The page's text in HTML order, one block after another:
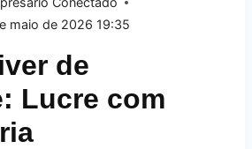
maio de 2026 19:35
de
Lucre com